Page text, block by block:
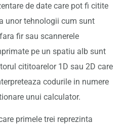
de date care pot fi citite
unor tehnologii cum sunt
fir sau scannerele
pe un spatiu alb sunt
cititoarelor 1D sau 2D care
codurile in numere
unui calculator.
primele trei reprezinta